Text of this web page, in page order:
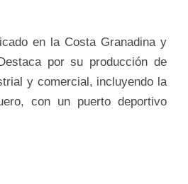
en la Costa Granadina y
por su producción de
y comercial, incluyendo la
con un puerto deportivo